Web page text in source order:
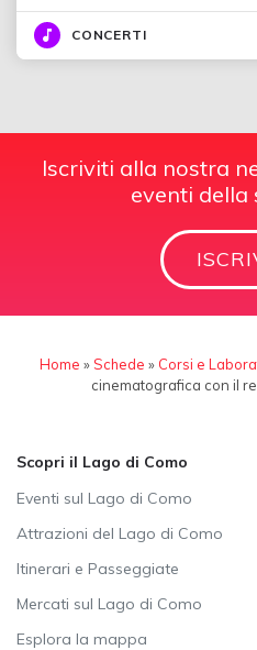
CONCERTI
Iscriviti alla nostra
eventi della
Home »Schede » Corsi e
cinematografica con il
Scopri il Lago di Como
Eventi sul Lago di Como
Attrazioni del Lago di Como
Itinerari e Passeggiate
Mercati sul Lago di Como
Esplora la mappa